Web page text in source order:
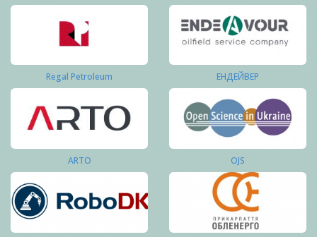
Regal Petroleum ЕНДЕЙВЕР
ARTO OJS